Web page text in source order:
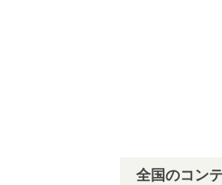
全国のコン